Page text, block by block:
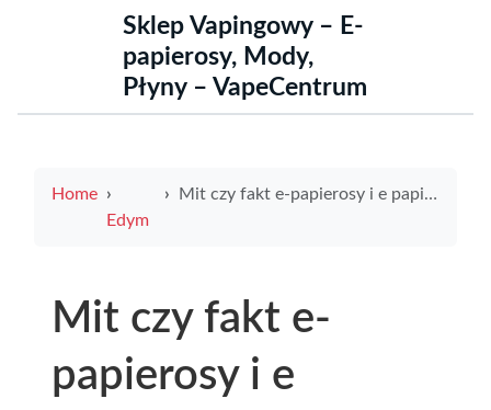
Sklep Vapingowy – E-
papierosy, Mody,
Płyny – VapeCentrum
Home
Edym
Mit czy fakt e-papierosy i e papieros a płuca w świetle najnowszych badań i zaleceń
Mit czy fakt e-
papierosy i e